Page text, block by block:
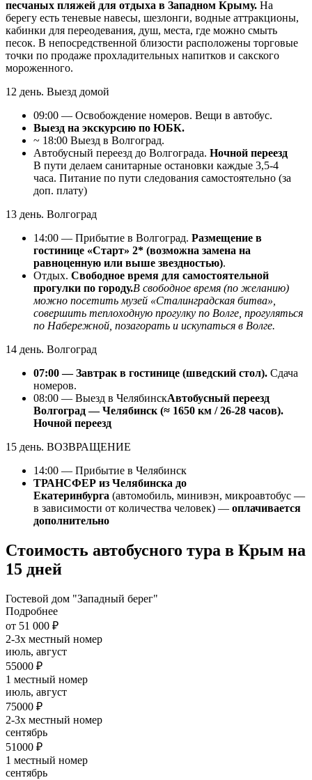
песчаных пляжей для отдыха в Западном Крыму. На
берегу есть теневые навесы, шезлонги, водные аттракционы,
кабинки для переодевания, душ, места, где можно смыть
песок. В непосредственной близости расположены торговые
точки по продаже прохладительных напитков и сакского
мороженного.
12 день. Выезд домой
09:00 — Освобождение номеров. Вещи в автобус.
Выезд на экскурсию по ЮБК.
~ 18:00 Выезд в Волгоград.
Автобусный переезд до Волгограда. Ночной переезд
В пути делаем санитарные остановки каждые 3,5-4
часа. Питание по пути следования самостоятельно (за
доп. плату)
13 день. Волгоград
14:00 — Прибытие в Волгоград. Размещение в
гостинице «Старт» 2* (возможна замена на
равноценную или выше звездностью).
Отдых. Свободное время для самостоятельной
прогулки по городу.В свободное время (по желанию)
можно посетить музей «Сталинградская битва»,
совершить теплоходную прогулку по Волге, прогуляться
по Набережной, позагорать и искупаться в Волге.
14 день. Волгоград
07:00 — Завтрак в гостинице (шведский стол). Сдача
номеров.
08:00 — Выезд в ЧелябинскАвтобусный переезд
Волгоград — Челябинск (≈ 1650 км / 26-28 часов).
Ночной переезд
15 день. ВОЗВРАЩЕНИЕ
14:00 — Прибытие в Челябинск
ТРАНСФЕР из Челябинска до
Екатеринбурга (автомобиль, минивэн, микроавтобус —
в зависимости от количества человек) — оплачивается
дополнительно
Стоимость автобусного тура в Крым на
15 дней
Гостевой дом "Западный берег"
Подробнее
от 51 000 ₽
2-3х местный номер
июль, август
55000 ₽
1 местный номер
июль, август
75000 ₽
2-3х местный номер
сентябрь
51000 ₽
1 местный номер
сентябрь